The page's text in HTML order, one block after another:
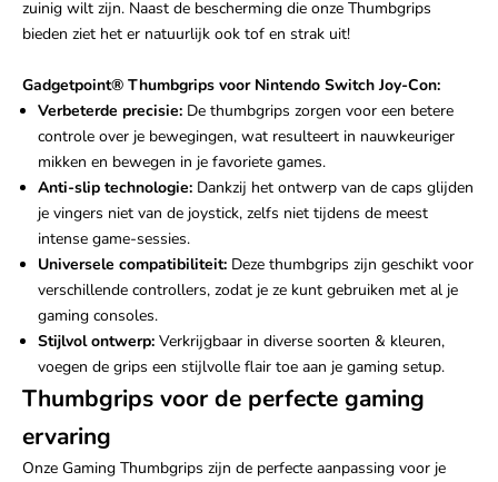
zuinig wilt zijn. Naast de bescherming die onze Thumbgrips
bieden ziet het er natuurlijk ook tof en strak uit!
Gadgetpoint® Thumbgrips voor Nintendo Switch Joy-Con:
Verbeterde precisie: De thumbgrips zorgen voor een betere
controle over je bewegingen, wat resulteert in nauwkeuriger
mikken en bewegen in je favoriete games.
Anti-slip technologie: Dankzij het ontwerp van de caps glijden
je vingers niet van de joystick, zelfs niet tijdens de meest
intense game-sessies.
Universele compatibiliteit: Deze thumbgrips zijn geschikt voor
verschillende controllers, zodat je ze kunt gebruiken met al je
gaming consoles.
Stijlvol ontwerp: Verkrijgbaar in diverse soorten & kleuren,
voegen de grips een stijlvolle flair toe aan je gaming setup.
Thumbgrips voor de perfecte gaming
ervaring
Onze Gaming Thumbgrips zijn de perfecte aanpassing voor je